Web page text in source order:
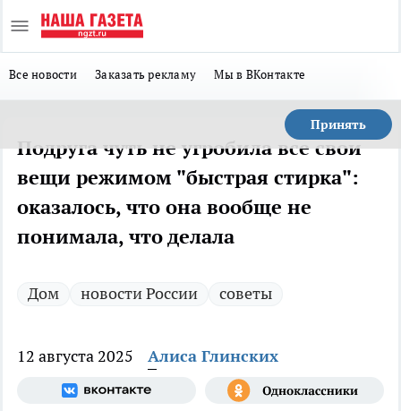
Все новости Заказать рекламу Мы в ВКонтакте
Принять
Подруга чуть не угробила все свои
вещи режимом "быстрая стирка":
оказалось, что она вообще не
понимала, что делала
Дом новости России советы
12 августа 2025 Алиса Глинских